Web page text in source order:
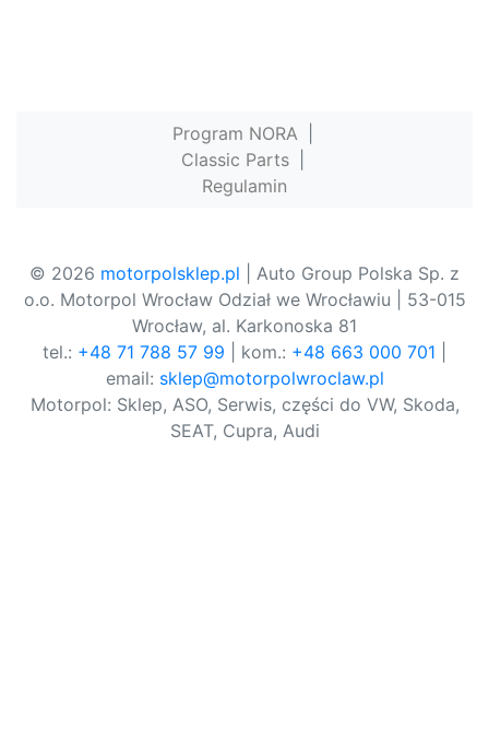
Program NORA
Classic Parts
Regulamin
© 2026 motorpolsklep.pl | Auto Group Polska Sp. z
o.o. Motorpol Wrocław Odział we Wrocławiu | 53-015
Wrocław, al. Karkonoska 81
tel.: +48 71 788 57 99 | kom.: +48 663 000 701
email: sklep@motorpolwroclaw.pl
Motorpol: Sklep, ASO, Serwis, części do VW, Skoda,
SEAT, Cupra, Audi